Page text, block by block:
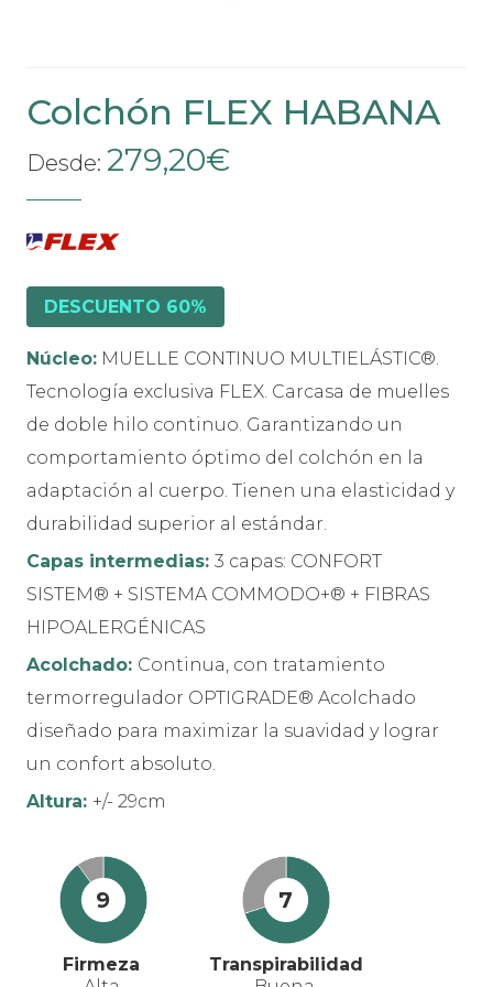
producto
Colchón FLEX HABANA
Desde: 279,20€
DESCUENTO 60%
Núcleo: MUELLE CONTINUO MULTIELÁSTIC®.
Tecnología exclusiva FLEX. Carcasa de muelles
de doble hilo continuo. Garantizando un
comportamiento óptimo del colchón en la
adaptación al cuerpo. Tienen una elasticidad y
durabilidad superior al estándar.
Capas intermedias: 3 capas: CONFORT
SISTEM® + SISTEMA COMMODO+® + FIBRAS
HIPOALERGÉNICAS
Acolchado: Continua, con tratamiento
termorregulador OPTIGRADE® Acolchado
diseñado para maximizar la suavidad y lograr
un confort absoluto.
Altura: +/- 29cm
9
Firmeza
7
Transpirabilidad